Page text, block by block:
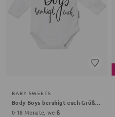
BABY SWEETS
Body Boys beruhigt euch Grüße, Gemüse
0-18 Monate, weiß